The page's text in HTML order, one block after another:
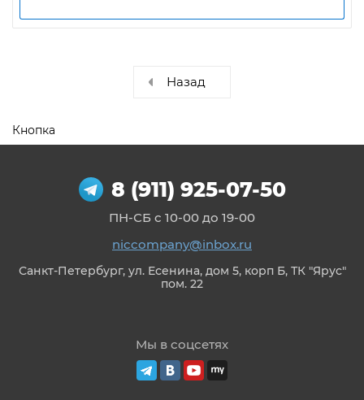
Назад
Кнопка
8 (911) 925-07-50
ПН-СБ с 10-00 до 19-00
niccompany@inbox.ru
Санкт-Петербург, ул. Есенина, дом 5, корп Б, ТК "Ярус"
пом. 22
Мы в соцсетях